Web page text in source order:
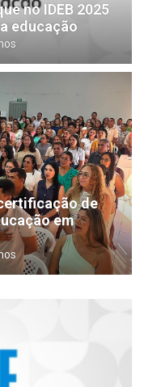
no IDEB 2025
educação
de
em